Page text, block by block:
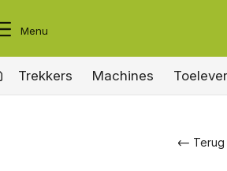
Menu
Trekkers Machines
Terug